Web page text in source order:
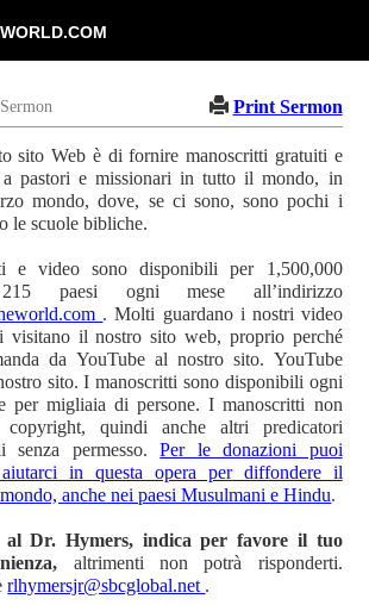
Sermon Print Sermon
sito Web è di fornire manoscritti gratuiti e
pastori e missionari in tutto il mondo, in
mondo, dove, se ci sono, sono pochi i
le scuole bibliche.
e video sono disponibili per 1,500,000
paesi ogni mese all’indirizzo
. Molti guardano i nostri video
visitano il nostro sito web, proprio perché
da YouTube al nostro sito. YouTube
sito. I manoscritti sono disponibili ogni
per migliaia di persone. I manoscritti non
quindi anche altri predicatori
senza permesso.Per le donazioni puoi
in questa opera per diffondere il
anche nei paesi Musulmani e Hindu.
al Dr. Hymers, indica per favore il tuo
altrimenti non potrà risponderti.
rlhymersjr@sbcglobal.net .